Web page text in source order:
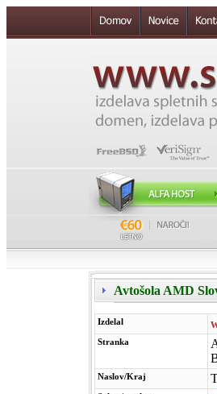
Avtošola AMD
Izdelal
Stranka
Naslov/Kraj